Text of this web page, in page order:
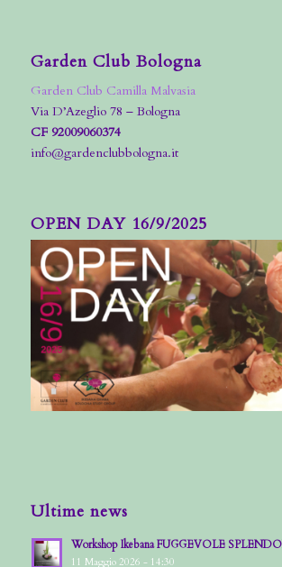
Garden Club Bologna
Garden Club Camilla Malvasia
Via D’Azeglio 78 – Bologna
CF 92009060374
info@gardenclubbologna.it
OPEN DAY 16/9/2025
Ultime news
Workshop Ikebana FUGGEVOLE
11 Maggio 2026 - 14:30